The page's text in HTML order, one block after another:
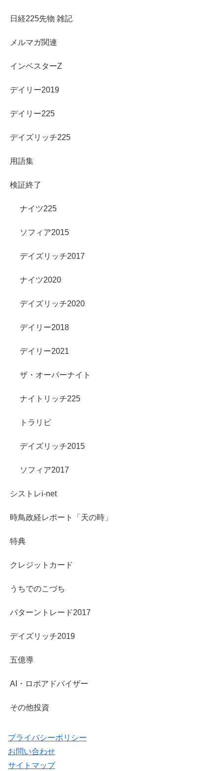
日経225先物 雑記
メルマガ関連
インベスターZ
デイリー2019
デイリー225
デイズリッチ225
用語集
検証終了
ナイツ225
ソフィア2015
デイズリッチ2017
ナイツ2020
デイズリッチ2020
デイリー2018
デイリー2021
ザ・オーバーナイト
ナイトリッチ225
トラリピ
デイズリッチ2015
ソフィア2017
シストレi-net
時鳥政経レポート「天の時」
特典
クレジットカード
うちでのこづち
パターントレード2017
デイズリッチ2019
五億導
AI・ロボアドバイザー
その他投資
プライバシーポリシー
お問い合わせ
サイトマップ